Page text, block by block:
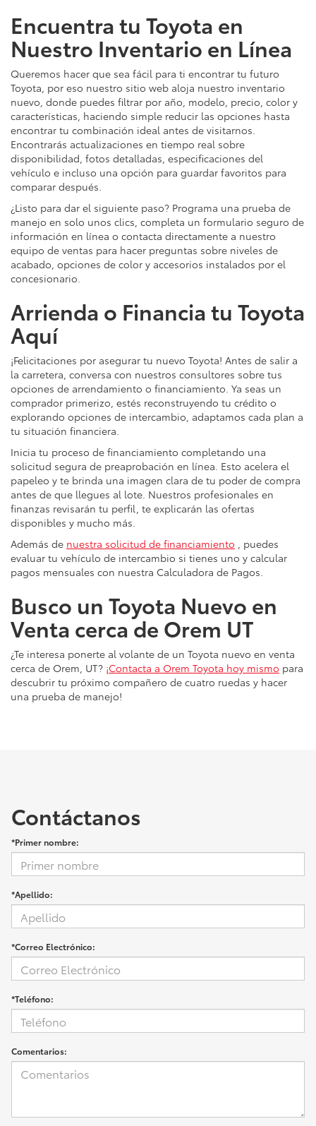
Encuentra tu Toyota en
Nuestro Inventario en Línea
Queremos hacer que sea fácil para ti encontrar tu futuro
Toyota, por eso nuestro sitio web aloja nuestro inventario
nuevo, donde puedes filtrar por año, modelo, precio, color y
características, haciendo simple reducir las opciones hasta
encontrar tu combinación ideal antes de visitarnos.
Encontrarás actualizaciones en tiempo real sobre
disponibilidad, fotos detalladas, especificaciones del
vehículo e incluso una opción para guardar favoritos para
comparar después.
¿Listo para dar el siguiente paso? Programa una prueba de
manejo en solo unos clics, completa un formulario seguro de
información en línea o contacta directamente a nuestro
equipo de ventas para hacer preguntas sobre niveles de
acabado, opciones de color y accesorios instalados por el
concesionario.
Arrienda o Financia tu Toyota
Aquí
¡Felicitaciones por asegurar tu nuevo Toyota! Antes de salir a
la carretera, conversa con nuestros consultores sobre tus
opciones de arrendamiento o financiamiento. Ya seas un
comprador primerizo, estés reconstruyendo tu crédito o
explorando opciones de intercambio, adaptamos cada plan a
tu situación financiera.
Inicia tu proceso de financiamiento completando una
solicitud segura de preaprobación en línea. Esto acelera el
papeleo y te brinda una imagen clara de tu poder de compra
antes de que llegues al lote. Nuestros profesionales en
finanzas revisarán tu perfil, te explicarán las ofertas
disponibles y mucho más.
Además de nuestra solicitud de financiamiento , puedes
evaluar tu vehículo de intercambio si tienes uno y calcular
pagos mensuales con nuestra Calculadora de Pagos.
Busco un Toyota Nuevo en
Venta cerca de Orem UT
¿Te interesa ponerte al volante de un Toyota nuevo en venta
cerca de Orem, UT? ¡Contacta a Orem Toyota hoy mismo para
descubrir tu próximo compañero de cuatro ruedas y hacer
una prueba de manejo!
Contáctanos
*Primer nombre:
*Apellido:
*Correo Electrónico:
*Teléfono:
Comentarios: